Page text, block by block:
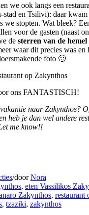
we ook langs een
stad en Tsilivi): daar
we stopten. Wat bleek?
voor de gasten (naast
de sterren van de hemel
waar dit precies was en
foto 🙂
ons FANTASTISCH!
naar Zakynthos?
heb je dan wel andere
me know!!
/doorNora
, eten Vassilikos
Zakynthos, restaurant
, tzaziki, zakynthos